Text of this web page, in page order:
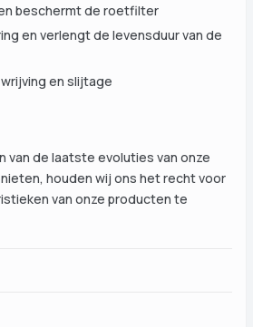
beschermt de roetfilter
en verlengt de levensduur van de
en slijtage
van de laatste evoluties van onze
houden wij ons het recht voor
van onze producten te